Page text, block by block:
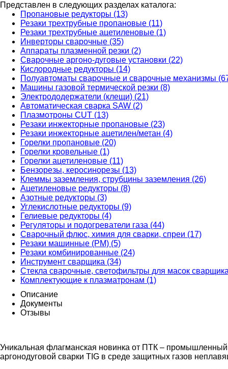
Представлен в следующих разделах каталога:
Пропановые редукторы (13)
Резаки трехтрубные пропановые (11)
Резаки трехтрубные ацетиленовые (1)
Инверторы сварочные (35)
Аппараты плазменной резки (2)
Сварочные аргоно-дуговые установки (22)
Кислородные редукторы (14)
Полуавтоматы сварочные и сварочные механизмы
Машины газовой термической резки (8)
Электрододержатели (клещи) (21)
Автоматическая сварка SAW (2)
Плазмотроны CUT (13)
Резаки инжекторные пропановые (23)
Резаки инжекторные ацетилен/метан (4)
Горелки пропановые (20)
Горелки кровельные (1)
Горелки ацетиленовые (11)
Бензорезы, керосинорезы (13)
Клеммы заземления, струбцины заземления (26)
Ацетиленовые редукторы (8)
Азотные редукторы (3)
Углекислотные редукторы (9)
Гелиевые редукторы (4)
Регуляторы и подогреватели газа (44)
Сварочный флюс, химия для сварки, спреи (17)
Резаки машинные (РМ) (5)
Резаки комбинированные (24)
Инструмент сварщика (34)
Стекла сварочные, светофильтры для масок
Комплектующие к плазматронам (1)
Описание
Документы
Отзывы
Уникальная флагманская новинка от ПТК –
аргонодуговой сварки TIG в среде защитных газов